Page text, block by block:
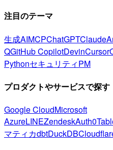
注目のテーマ
生成AIMCPChatGPTClaude
QGitHub CopilotDevinCursor
PythonセキュリティPM
プロダクトやサービスで探す
Google CloudMicrosoft
AzureLINEZendeskAuth0
マティカdbtDuckDB